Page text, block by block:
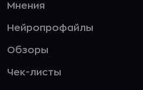
Мнения
Нейропрофайлы
Обзоры
Чек-листы